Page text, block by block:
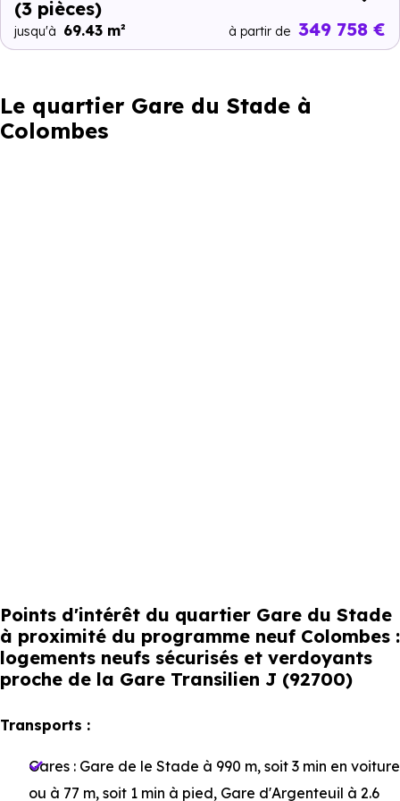
(3 pièces)
jusqu'à 69.43 m² à partir de 349 758 €
Le quartier Gare du Stade à
Colombes
Points d'intérêt du quartier Gare du Stade
à proximité du programme neuf Colombes :
logements neufs sécurisés et verdoyants
proche de la Gare Transilien J (92700)
Transports :
Gares : Gare de le Stade à 990 m, soit 3 min en voiture
ou à 77 m, soit 1 min à pied, Gare d'Argenteuil à 2.6